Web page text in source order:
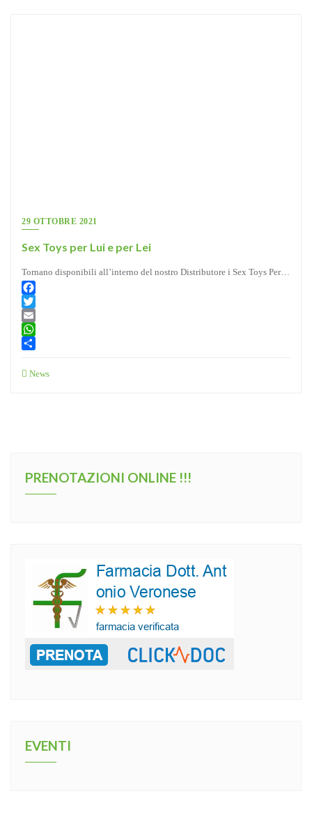
29 OTTOBRE 2021
Sex Toys per Lui e per Lei
Tornano disponibili all’interno del nostro Distributore i Sex Toys Per…
Facebook
Twitter
Email
WhatsApp
News
PRENOTAZIONI ONLINE !!!
EVENTI